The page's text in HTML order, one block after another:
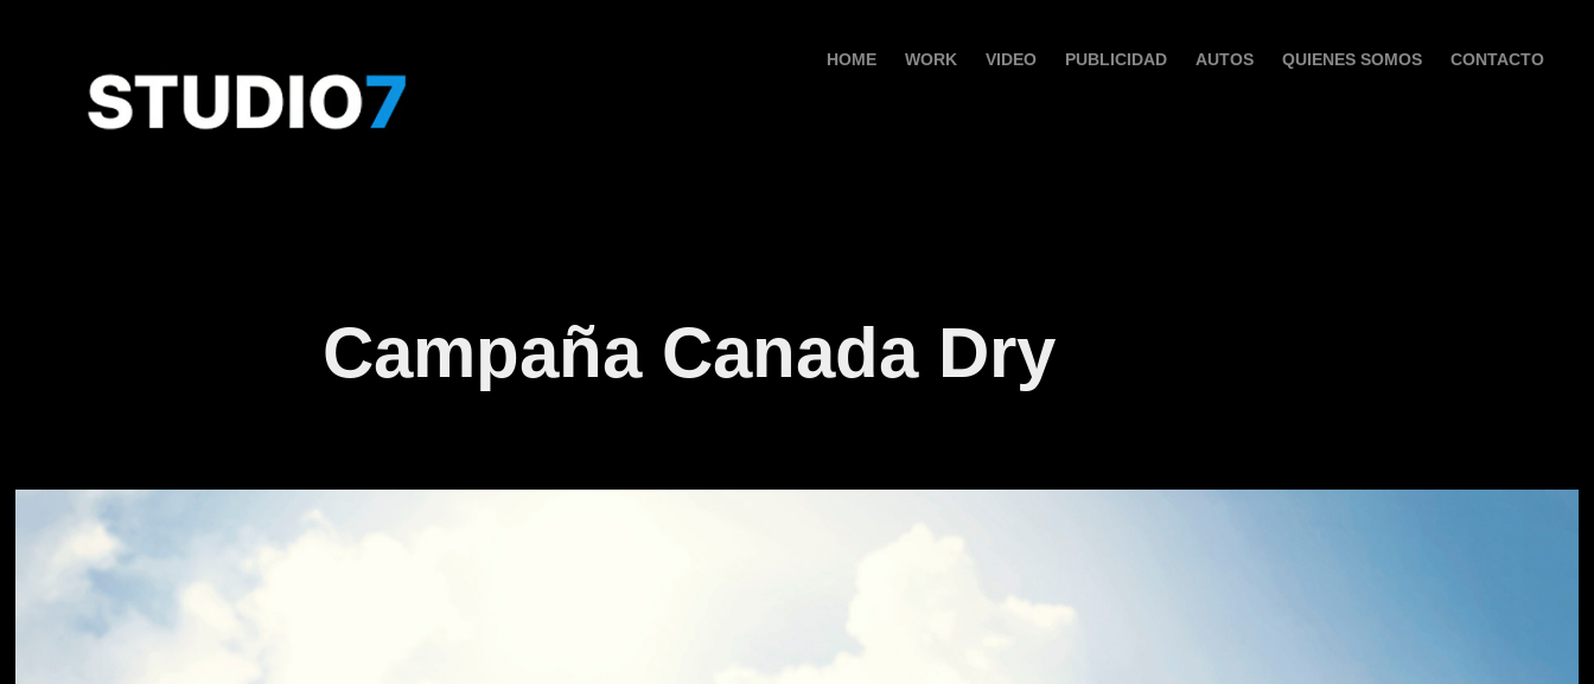
HOME WORK VIDEO PUBLICIDAD AUTOS QUIENES SOMOS CONTACTO
Campaña Canada Dry